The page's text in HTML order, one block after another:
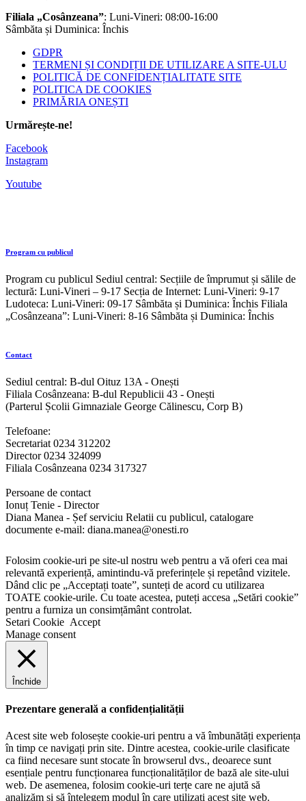
Filiala „Cosânzeana”: Luni-Vineri: 08:00-16:00
Sâmbăta și Duminica: Închis
GDPR
TERMENI ȘI CONDIȚII DE UTILIZARE A SITE-ULU
POLITICĂ DE CONFIDENȚIALITATE SITE
POLITICA DE COOKIES
PRIMĂRIA ONEȘTI
Urmărește-ne!
Facebook
Instagram
Youtube
Program cu publicul
Program cu publicul Sediul central: Secțiile de împrumut și sălile de
lectură: Luni-Vineri – 9-17 Secția de Internet: Luni-Vineri: 9-17
Ludoteca: Luni-Vineri: 09-17 Sâmbăta și Duminica: Închis Filiala
„Cosânzeana”: Luni-Vineri: 8-16 Sâmbăta și Duminica: Închis
Contact
Sediul central: B-dul Oituz 13A - Onești
Filiala Cosânzeana: B-dul Republicii 43 - Onești
(Parterul Școlii Gimnaziale George Călinescu, Corp B)
Telefoane:
Secretariat 0234 312202
Director 0234 324099
Filiala Cosânzeana 0234 317327
Persoane de contact
Ionuț Tenie - Director
Diana Manea - Șef serviciu Relatii cu publicul, catalogare
documente e-mail: diana.manea@onesti.ro
Folosim cookie-uri pe site-ul nostru web pentru a vă oferi cea mai
relevantă experiență, amintindu-vă preferințele și repetând vizitele.
Dând clic pe „Acceptați toate”, sunteți de acord cu utilizarea
TOATE cookie-urile. Cu toate acestea, puteți accesa „Setări cookie”
pentru a furniza un consimțământ controlat.
Setari Cookie Accept
Manage consent
Închide
Prezentare generală a confidențialității
Acest site web folosește cookie-uri pentru a vă îmbunătăți experiența
în timp ce navigați prin site. Dintre acestea, cookie-urile clasificate
ca fiind necesare sunt stocate în browserul dvs., deoarece sunt
esențiale pentru funcționarea funcționalităților de bază ale site-ului
web. De asemenea, folosim cookie-uri terțe care ne ajută să
analizăm și să înțelegem modul în care utilizați acest site web.